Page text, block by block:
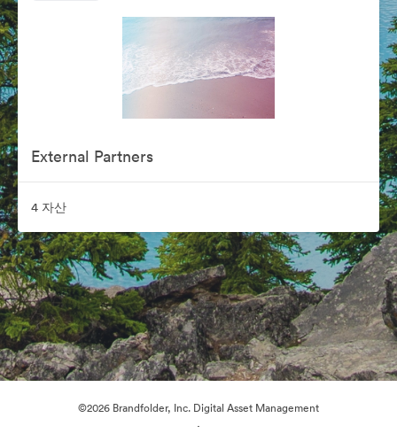
External Partners
4 자산
©2026 Brandfolder, Inc. Digital Asset Management
·